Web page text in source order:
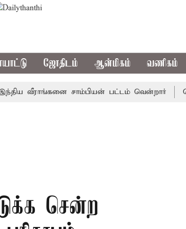
ஜோதிடம் ஆன்மிகம் வணிகம்
வீராங்கனை சாம்பியன் பட்டம் வென்றார்
சென்ற